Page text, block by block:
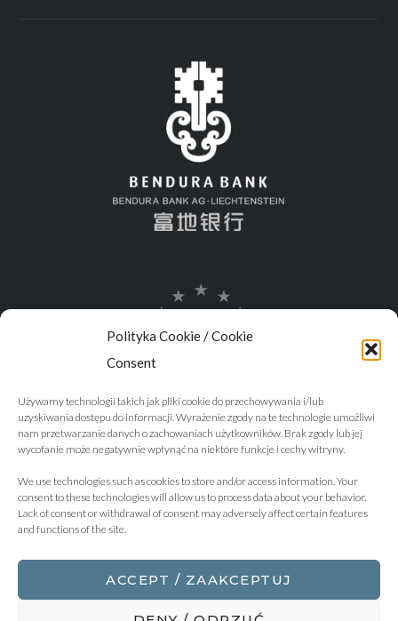
Polityka Cookie / Cookie
Consent
Używamy technologii takich jak pliki cookie do przechowywania i/lub
uzyskiwania dostępu do informacji. Wyrażenie zgody na te technologie umożliwi
nam przetwarzanie danych o zachowaniach użytkowników. Brak zgody lub jej
wycofanie może negatywnie wpłynąć na niektóre funkcje i cechy witryny.
We use technologies such as cookies to store and/or access information. Your
consent to these technologies will allow us to process data about your behavior.
Lack of consent or withdrawal of consent may adversely affect certain features
and functions of the site.
ACCEPT / ZAAKCEPTUJ